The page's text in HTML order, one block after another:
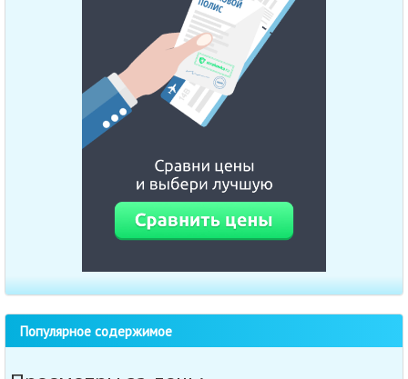
Популярное содержимое